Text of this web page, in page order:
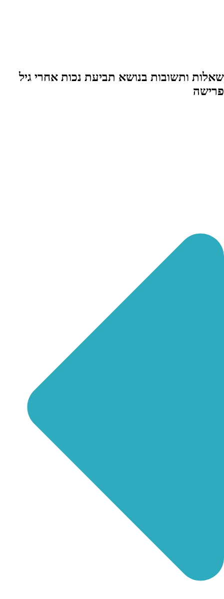
שאלות ותשובות בנושא תביעת נכות אחרי גיל
פרישה